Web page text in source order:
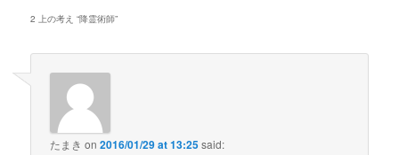
2 上の考え “降霊術師”
たまき on2016/01/29 at 13:25said: